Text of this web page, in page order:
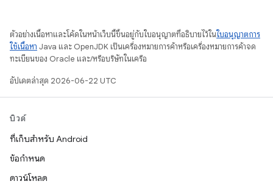
ตัวอย่างเนื้อหาและโค้ดในหน้าเว็บนี้ขึ้นอยู่กับใบอนุญาตที่อธิบายไว้ในใบอนุญาตการ
ใช้เนื้อหา Java และ OpenJDK เป็นเครื่องหมายการค้าหรือเครื่องหมายการค้าจด
ทะเบียนของ Oracle และ/หรือบริษัทในเครือ
อัปเดตล่าสุด 2026-06-22 UTC
บิวด์
ที่เก็บสำหรับ Android
ข้อกำหนด
ดาวน์โหลด